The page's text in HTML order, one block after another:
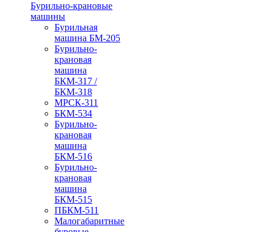
Бурильно-крановые
машины
Бурильная
машина БМ-205
Бурильно-
крановая
машина
БКМ-317 /
БКМ-318
МРСК-311
БКМ-534
Бурильно-
крановая
машина
БКМ-516
Бурильно-
крановая
машина
БКМ-515
ПБКМ-511
Малогабаритные